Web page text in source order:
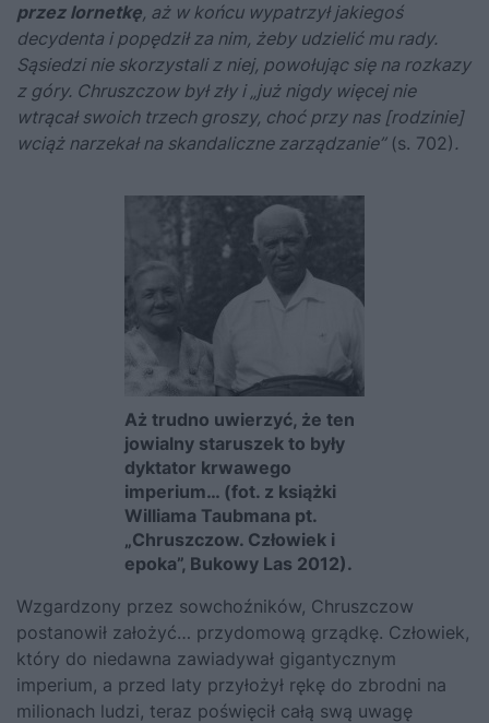
przez lornetkę, aż w końcu wypatrzył jakiegoś
decydenta i popędził za nim, żeby udzielić mu rady.
Sąsiedzi nie skorzystali z niej, powołując się na rozkazy
z góry. Chruszczowbył zły i „już nigdy więcej nie
wtrącał swoich trzech groszy, choć przy nas [rodzinie]
wciąż narzekał na skandaliczne zarządzanie”(s. 702).
Aż trudno uwierzyć, że ten
jowialny staruszek to były
dyktator krwawego
imperium… (fot. z książki
Williama Taubmana pt.
„Chruszczow. Człowiek i
epoka”, Bukowy Las 2012).
Wzgardzony przez sowchoźników, Chruszczow
postanowił założyć… przydomową grządkę. Człowiek,
który do niedawna zawiadywał gigantycznym
imperium, a przed laty przyłożył rękę do zbrodni na
milionach ludzi, teraz poświęcił całą swą uwagę